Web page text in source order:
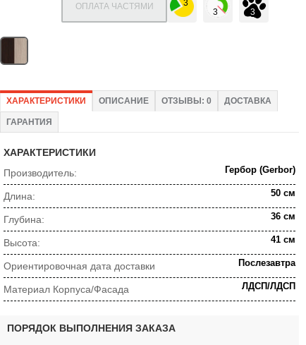
ОПЛАТА ЧАСТЯМИ
ХАРАКТЕРИСТИКИ ОПИСАНИЕ ОТЗЫВЫ: 0 ДОСТАВКА
ГАРАНТИЯ
ХАРАКТЕРИСТИКИ
Производитель:
Гербор (Gerbor)
Длина: 50 см
Глубина: 36 см
Высота: 41 см
Ориентировочная дата доставки Послезавтра
Материал Корпуса/Фасада ЛДСП/ЛДСП
ПОРЯДОК ВЫПОЛНЕНИЯ ЗАКАЗА